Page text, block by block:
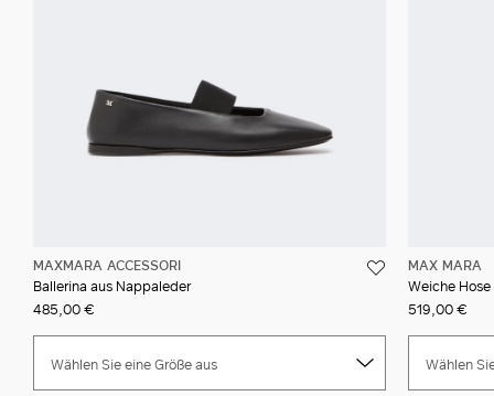
MAXMARA ACCESSORI
Ballerina aus Nappaleder
485,00 €
Wählen Sie eine Größe aus
MAX MARA
Weiche
519,00 €
Wählen